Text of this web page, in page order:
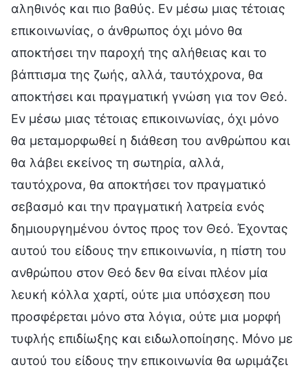
αληθινός και πιο βαθύς. Εν μέσω μιας τέτοιας
επικοινωνίας, ο άνθρωπος όχι μόνο θα
αποκτήσει την παροχή της αλήθειας και το
βάπτισμα της ζωής, αλλά, ταυτόχρονα, θα
αποκτήσει και πραγματική γνώση για τον Θεό.
Εν μέσω μιας τέτοιας επικοινωνίας, όχι μόνο
θα μεταμορφωθεί η διάθεση του ανθρώπου και
θα λάβει εκείνος τη σωτηρία, αλλά,
ταυτόχρονα, θα αποκτήσει τον πραγματικό
σεβασμό και την πραγματική λατρεία ενός
δημιουργημένου όντος προς τον Θεό. Έχοντας
αυτού του είδους την επικοινωνία, η πίστη του
ανθρώπου στον Θεό δεν θα είναι πλέον μία
λευκή κόλλα χαρτί, ούτε μια υπόσχεση που
προσφέρεται μόνο στα λόγια, ούτε μια μορφή
τυφλής επιδίωξης και ειδωλοποίησης. Μόνο με
αυτού του είδους την επικοινωνία θα ωριμάζει